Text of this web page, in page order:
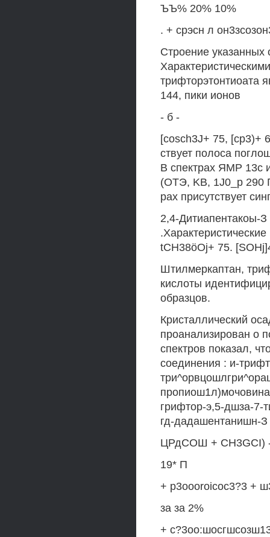
ЪЪ% 20% 10%
. + срэсн л
Строение
трифторэтонтиоата
144, пики ионов
- б -
[cosch3J+ 75, [ср3)+
ствует полоса
В спектрах ЯМР 13с
(ОТЭ, KB, 1J0_p 290
pax присутствует
2,4-Дитиапентакоы-
tCH38öOj+ 75.
Штилмеркаптан,
кислоты
образцов.
Кристаллический
проанализирован о
спектров показал,
соединения : и-
грифтор-э,5-дшза-7-
гд-дадашентанишн-З
ЦРдСОШ + CH3GCI)
19* П
+ p3oooroicoc3?3 +
за за 2%
+